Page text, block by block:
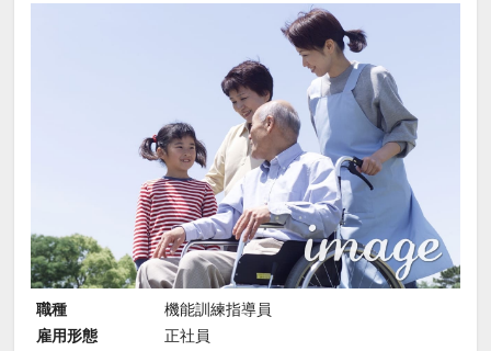
職種
機能訓練指導員
雇用形態
正社員